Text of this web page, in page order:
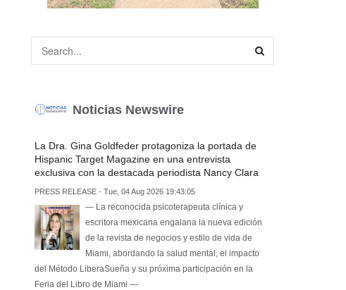
Noticias Newswire
La Dra. Gina Goldfeder protagoniza la portada de
Hispanic Target Magazine en una entrevista
exclusiva con la destacada periodista Nancy Clara
PRESS RELEASE - Tue, 04 Aug 2026 19:43:05
— La reconocida psicoterapeuta clínica y
escritora mexicana engalana la nueva edición
de la revista de negocios y estilo de vida de
Miami, abordando la salud mental, el impacto
del Método LiberaSueña y su próxima participación en la
Feria del Libro de Miami —